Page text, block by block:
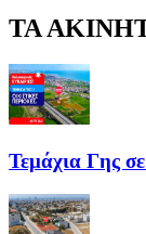
ΤΑ
Τεμάχια Γης